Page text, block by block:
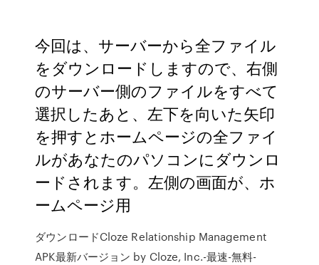
今回は、サーバーから全ファイル
をダウンロードしますので、右側
のサーバー側のファイルをすべて
選択したあと、左下を向いた矢印
を押すとホームページの全ファイ
ルがあなたのパソコンにダウンロ
ードされます。左側の画面が、ホ
ームページ用
ダウンロードCloze Relationship Management
APK最新バージョン by Cloze, Inc.-最速-無料-